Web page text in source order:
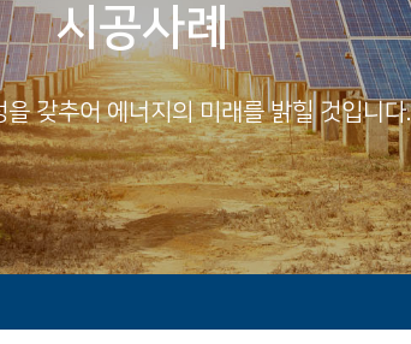
시공사례
을 갖추어 에너지의 미래를 밝힐 것입니다.